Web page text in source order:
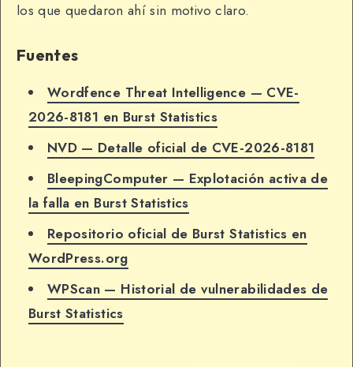
los que quedaron ahí sin motivo claro.
Fuentes
Wordfence Threat Intelligence — CVE-
2026-8181 en Burst Statistics
NVD — Detalle oficial de CVE-2026-8181
BleepingComputer — Explotación activa de
la falla en Burst Statistics
Repositorio oficial de Burst Statistics en
WordPress.org
WPScan — Historial de vulnerabilidades de
Burst Statistics